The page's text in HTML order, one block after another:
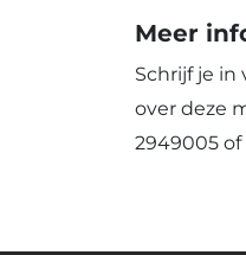
Meer
Schrijf je in
over deze
2949005 of